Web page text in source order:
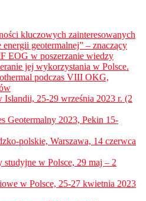
kluczowych zainteresowanych
geotermalnej” – znaczący
EOG w poszerzanie wiedzy
jej wykorzystania w Polsce.
podczas VIII OKG,
Islandii, 25-29 września 2023 r. (2
Geotermalny 2023, Pekin 15-
polskie, Warszawa, 14 czerwca
w Polsce, 29 maj – 2
w Polsce, 25-27 kwietnia 2023